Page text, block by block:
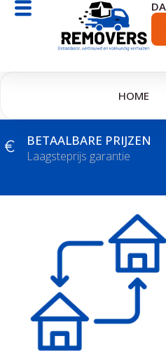
HOME
BETAALBARE PRIJZEN
Laagsteprijs garantie